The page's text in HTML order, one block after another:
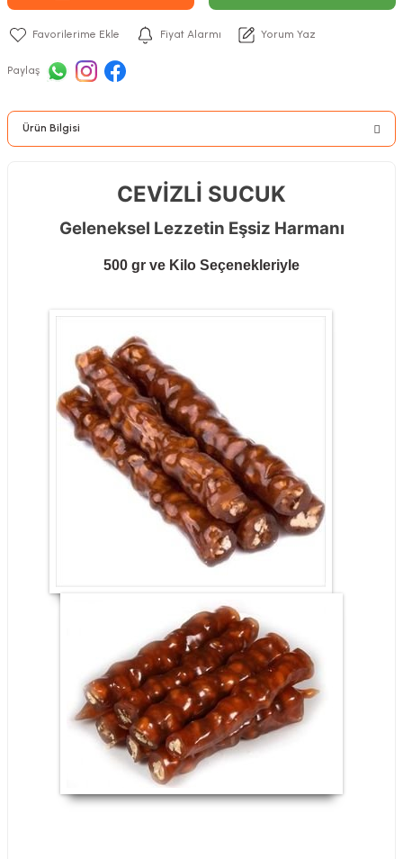
Fiyat Alarmı Yorum Yaz
Paylaş
Ürün Bilgisi
CEVİZLİ SUCUK
Geleneksel Lezzetin Eşsiz Harmanı
500 gr ve Kilo Seçenekleriyle